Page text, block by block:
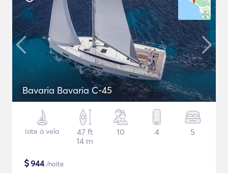
Bavaria Bavaria C-45
Iate à vela
47 ft
14 m
10 4 5
$944/noite